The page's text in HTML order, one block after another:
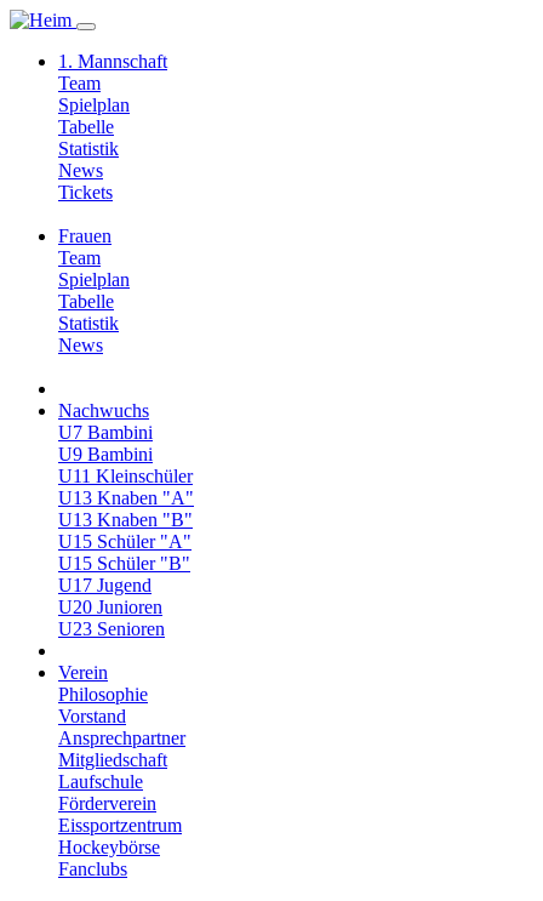
1. Mannschaft
Team
Spielplan
Tabelle
Statistik
News
Tickets
Frauen
Team
Spielplan
Tabelle
Statistik
News
Nachwuchs
U7 Bambini
U9 Bambini
U11 Kleinschüler
U13 Knaben "A"
U13 Knaben "B"
U15 Schüler "A"
U15 Schüler "B"
U17 Jugend
U20 Junioren
U23 Senioren
Verein
Philosophie
Vorstand
Ansprechpartner
Mitgliedschaft
Laufschule
Förderverein
Eissportzentrum
Hockeybörse
Fanclubs